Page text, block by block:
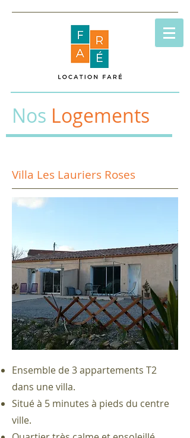
Nos Logements
Villa Les Lauriers Roses
Ensemble de 3 appartements T2
dans une villa.
Situé à 5 minutes à pieds du centre
ville.